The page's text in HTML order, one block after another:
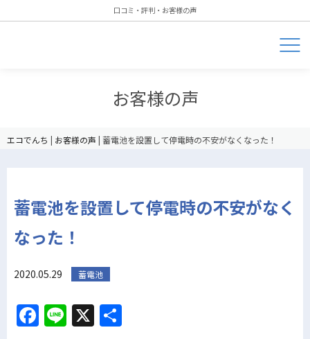
口コミ・評判・お客様の声
お客様の声
エコでんち | お客様の声 | 蓄電池を設置して停電時の不安がなくなった！
蓄電池を設置して停電時の不安がなく
なった！
2020.05.29 蓄電池
Facebook
Line
X